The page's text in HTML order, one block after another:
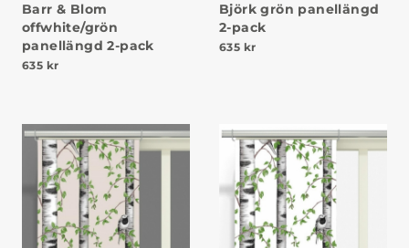
Barr & Blom
offwhite/grön
panellängd 2-pack
635 kr
Björk grön panellängd
2-pack
635 kr